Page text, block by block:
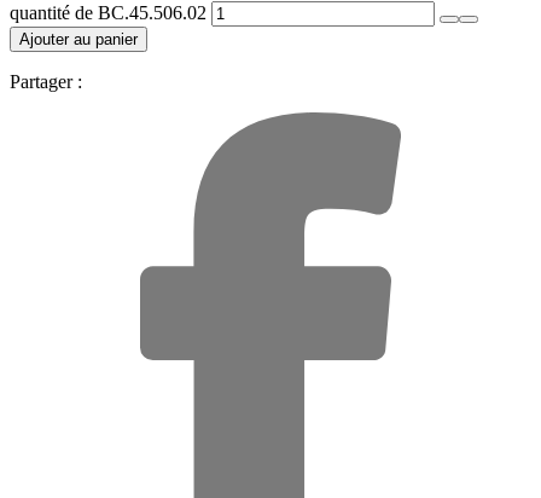
quantité de BC.45.506.02
Ajouter au panier
Partager :